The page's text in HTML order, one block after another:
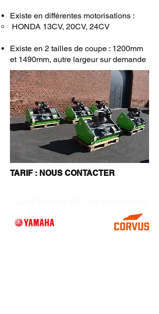
Existe en différentes motorisations :
HONDA 13CV, 20CV, 24CV
Existe en 2 tailles de coupe : 1200mm
et 1490mm, autre largeur sur demande
TARIF : NOUS CONTACTER